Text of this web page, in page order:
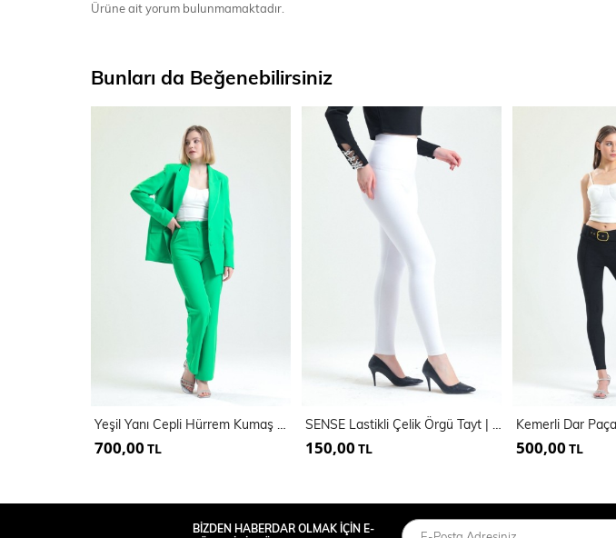
Ürüne ait yorum bulunmamaktadır.
Bunları da Beğenebilirsiniz
Yeşil Yanı Cepli Hürrem Kumaş Pantolon | Pnt34297
700,00 TL
SENSE Lastikli Çelik Örgü Tayt | Tyt33013
150,00 TL 500,00 TL
BİZDEN HABERDAR OLMAK İÇİN E-